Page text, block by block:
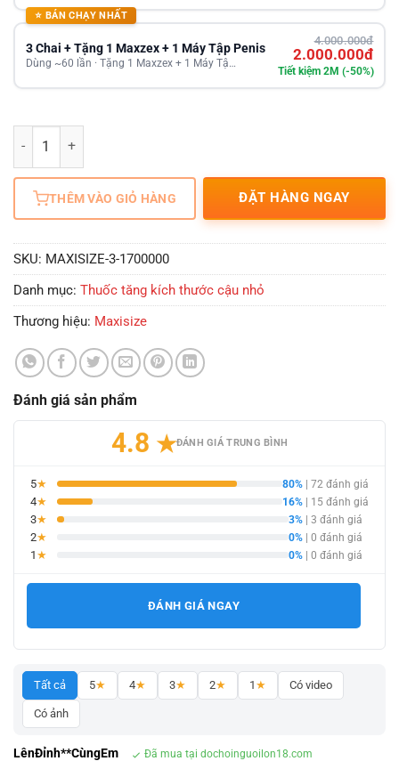
⭐ BÁN CHẠY NHẤT
3 Chai + Tặng 1 Maxzex + 1 Máy Tập Penis
Dùng ~60 lần · Tặng 1 Maxzex + 1 Máy Tậ…
4.000.000đ
2.000.000đ
Tiết kiệm 2M (-50%)
THÊM VÀO GIỎ HÀNG ĐẶT HÀNG NGAY
SKU: MAXISIZE-3-1700000
Danh mục: Thuốc tăng kích thước cậu nhỏ
Thương hiệu: Maxisize
Đánh giá sản phẩm
4.8 ★ĐÁNH GIÁ TRUNG BÌNH
5★ 80% | 72 đánh giá
4★ 16% | 15 đánh giá
3★ 3% | 3 đánh giá
2★ 0% | 0 đánh giá
1 ★ 0% | 0 đánh giá
ĐÁNH GIÁ NGAY
Tất cả 5★ 4★ 3★ 2★ 1 ★ Có video
Có ảnh
LênĐỉnh**CùngEm Đã mua tại dochoinguoilon18.com